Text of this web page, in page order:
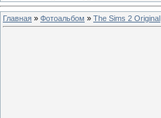
Главная » Фотоальбом » The Sims 2 Original